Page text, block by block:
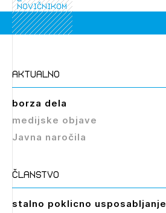
REGISTRIRAJTE SE
PRIJAVITE SE
novičnikom
aktualno
borza dela
medijske objave
Javna naročila
članstvo
stalno poklicno usposabljanje
Novičnik natečajev
Tedenski novičnik javnih naročil
NAPREJ